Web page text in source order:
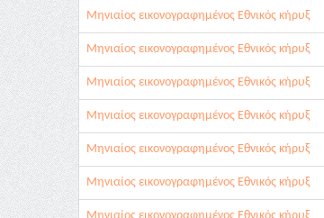
Μηνιαίος εικονογραφημένος Εθνικός κήρυξ
Μηνιαίος εικονογραφημένος Εθνικός κήρυξ
Μηνιαίος εικονογραφημένος Εθνικός κήρυξ
Μηνιαίος εικονογραφημένος Εθνικός κήρυξ
Μηνιαίος εικονογραφημένος Εθνικός κήρυξ
Μηνιαίος εικονογραφημένος Εθνικός κήρυξ